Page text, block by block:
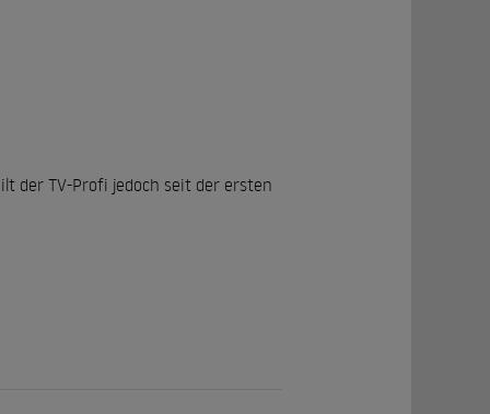
der TV-Profi jedoch seit der ersten